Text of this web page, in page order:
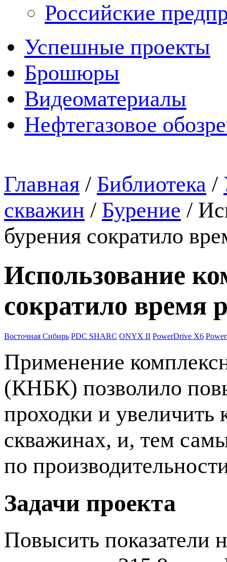
Российские
Успешные проекты
Брошюры
Видеоматериалы
Нефтегазовое
Главная / Библиотека /
скважин / Бурение /
бурения сократило
Использование
сократило время
Восточная Сибирь PDC SHARC ONYX II PowerDrive X6
Применение
(КНБК) позволило
проходки и увеличить
скважинах, и, тем
по
Задачи проекта
Повысить показатели